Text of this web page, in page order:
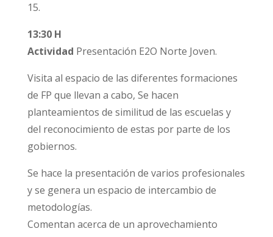
15.
13:30 H
Actividad Presentación E2O Norte Joven.
Visita al espacio de las diferentes formaciones
de FP que llevan a cabo, Se hacen
planteamientos de similitud de las escuelas y
del reconocimiento de estas por parte de los
gobiernos.
Se hace la presentación de varios profesionales
y se genera un espacio de intercambio de
metodologías.
Comentan acerca de un aprovechamiento